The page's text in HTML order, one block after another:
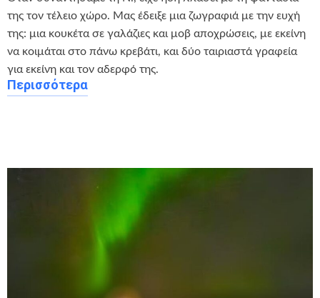
της τον τέλειο χώρο. Μας έδειξε μια ζωγραφιά με την ευχή
της: μια κουκέτα σε γαλάζιες και μοβ αποχρώσεις, με εκείνη
να κοιμάται στο πάνω κρεβάτι, και δύο ταιριαστά γραφεία
για εκείνη και τον αδερφό της.
Περισσότερα